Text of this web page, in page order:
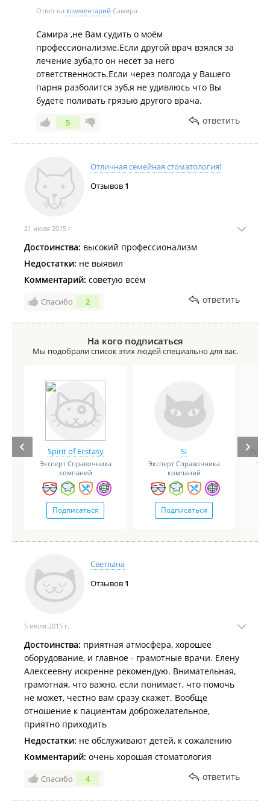
Ответ на комментарий Самира
Самира ,не Вам судить о моём
профессионализме.Если другой врач взялся за
лечение зуба,то он несёт за него
ответственность.Если через полгода у Вашего
парня разболится зуб,я не удивлюсь что Вы
будете поливать грязью другого врача.
5 ответить
Отличная семейная стоматология!
Отзывов 1
21 июля 2015 г.
Достоинства: высокий профессионализм
Недостатки: не выявил
Комментарий: советую всем
Спасибо 2 ответить
На кого подписаться
Мы подобрали список этих людей специально для вас.
Spirit of Ecstasy
Эксперт Справочника
компаний
Подписаться
Si
Эксперт Справочника
компаний
Подписаться
Светлана
Отзывов 1
5 июля 2015 г.
Достоинства: приятная атмосфера, хорошее
оборудование, и главное - грамотные врачи. Елену
Алексеевну искренне рекомендую. Внимательная,
грамотная, что важно, если понимает, что помочь
не может, честно вам сразу скажет. Вообще
отношение к пациентам доброжелательное,
приятно приходить
Недостатки: не обслуживают детей, к сожалению
Комментарий: очень хорошая стоматология
Спасибо 4 ответить